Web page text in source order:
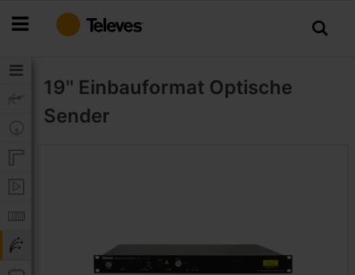
Inhalt
19'' Einbauformat Optische
Sender